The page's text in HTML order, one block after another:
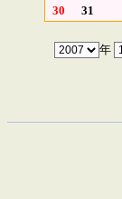
30
31
年